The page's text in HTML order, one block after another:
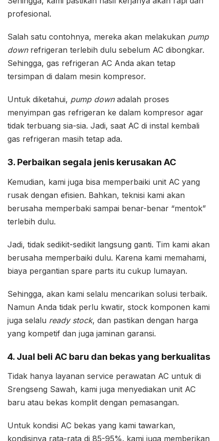
profesional.
Salah satu contohnya, mereka akan melakukan pump
downrefrigeran terlebih dulu sebelum AC dibongkar.
Sehingga, gas refrigeran AC Anda akan tetap
tersimpan di dalam mesin kompresor.
Untuk diketahui, pump downadalah proses
menyimpan gas refrigeran ke dalam kompresor agar
tidak terbuang sia-sia. Jadi, saat AC di instal kembali
gas refrigeran masih tetap ada.
3. Perbaikan segala jenis kerusakan AC
Kemudian, kami juga bisa memperbaiki unit AC yang
rusak dengan efisien. Bahkan, teknisi kami akan
berusaha memperbaki sampai benar-benar “mentok”
terlebih dulu.
Jadi, tidak sedikit-sedikit langsung ganti. Tim kami akan
berusaha memperbaiki dulu. Karena kami memahami,
biaya pergantian spare parts itu cukup lumayan.
Sehingga, akan kami selalu mencarikan solusi terbaik.
Namun Anda tidak perlu kwatir, stock komponen kami
juga selalu ready stock, dan pastikan dengan harga
yang kompetif dan juga jaminan garansi.
4. Jual beli AC baru dan bekas yang berkualitas
Tidak hanya layanan service perawatan AC untuk di
Srengseng Sawah, kami juga menyediakan unit AC
baru atau bekas komplit dengan pemasangan.
Untuk kondisi AC bekas yang kami tawarkan,
kondisinya rata-rata di 85-95%. kami juga memberikan